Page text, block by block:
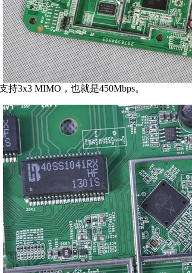
3x3 MIMO，也就是450Mbps。